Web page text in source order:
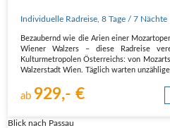
Individuelle Radreise ,8 Tage / 7 Nächte
Bezaubernd wie die Arien einer
Wiener Walzers – diese Radreise
Kulturmetropolen Österreichs: von
Walzerstadt Wien. Täglich warten
ab 929,- €
Blick nach Passau